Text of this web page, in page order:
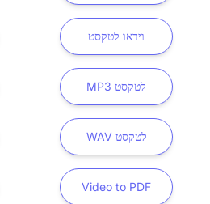
וידאו לטקסט
MP3 לטקסט
WAV לטקסט
Video to PDF